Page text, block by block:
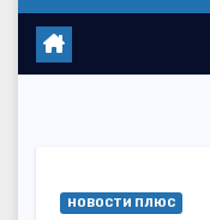
НОВОСТИ ПЛЮС